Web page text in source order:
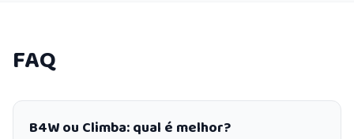
FAQ
B4W ou Climba: qual é melhor?